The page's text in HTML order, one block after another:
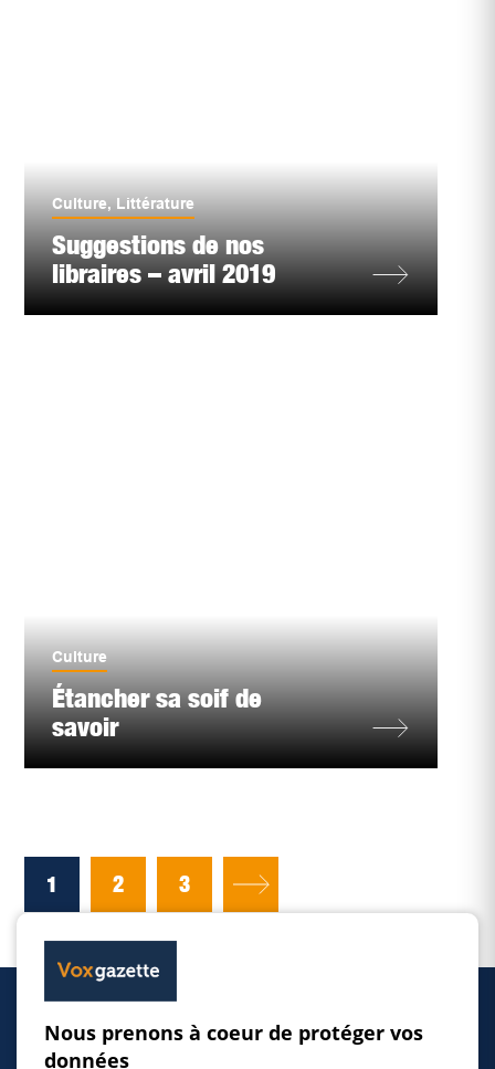
Culture, Littérature
Suggestions de nos
libraires – avril 2019
Culture
Étancher sa soif de
savoir
1 2 3
Nous prenons à coeur de protéger vos
données